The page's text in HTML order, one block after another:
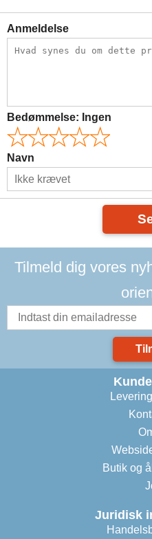
Anmeldelse
Bedømmelse: Ingen
Navn
Tilmeld dig vores
Butik og
Juridisk